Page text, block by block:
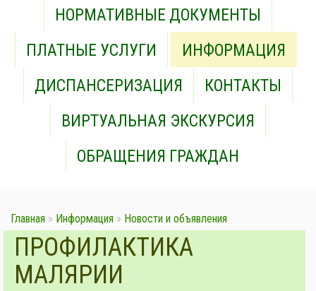
НОРМАТИВНЫЕ ДОКУМЕНТЫ
ПЛАТНЫЕ УСЛУГИ
ИНФОРМАЦИЯ
ДИСПАНСЕРИЗАЦИЯ
КОНТАКТЫ
ВИРТУАЛЬНАЯ ЭКСКУРСИЯ
ОБРАЩЕНИЯ ГРАЖДАН
Главная » Информация » Новости и объявления
ПРОФИЛАКТИКА
МАЛЯРИИ